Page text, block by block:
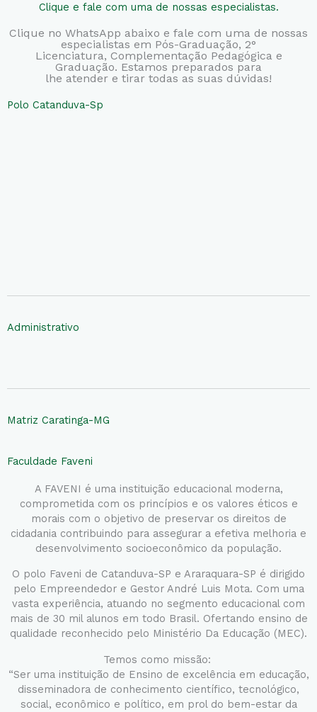
Clique e fale com uma de nossas especialistas.
Clique no WhatsApp abaixo e fale com uma de nossas
especialistas em Pós-Graduação, 2°
Licenciatura, Complementação Pedagógica e
Graduação. Estamos preparados para
lhe atender e tirar todas as suas dúvidas!
Polo Catanduva-Sp
Administrativo
Matriz Caratinga-MG
Faculdade Faveni
A FAVENI é uma instituição educacional moderna,
comprometida com os princípios e os valores éticos e
morais com o objetivo de preservar os direitos de
cidadania contribuindo para assegurar a efetiva melhoria e
desenvolvimento socioeconômico da população.
O polo Faveni de Catanduva-SP e Araraquara-SP é dirigido
pelo Empreendedor e Gestor André Luis Mota. Com uma
vasta experiência, atuando no segmento educacional com
mais de 30 mil alunos em todo Brasil. Ofertando ensino de
qualidade reconhecido pelo Ministério Da Educação (MEC).
Temos como missão:
“Ser uma instituição de Ensino de excelência em educação,
disseminadora de conhecimento científico, tecnológico,
social, econômico e político, em prol do bem-estar da